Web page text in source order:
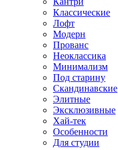
Классические
Лофт
Модерн
Прованс
Неоклассика
Минимализм
Под старину
Скандинавские
Элитные
Эксклюзивные
Хай-тек
Особенности
Для студии